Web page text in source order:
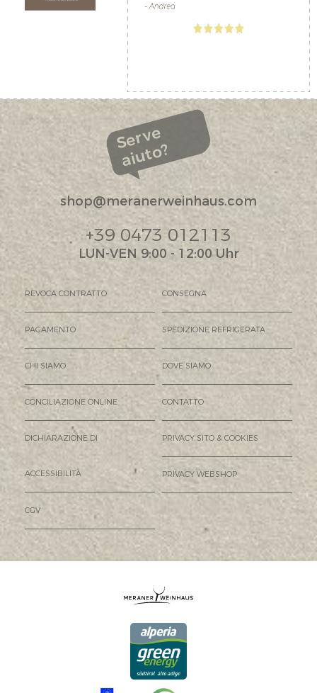
Serve
aiuto?
shop@meranerweinhaus.com
+39 0473 012113
LUN-VEN 9:00 - 12:00 Uhr
REVOCA CONTRATTO CONSEGNA
PAGAMENTO SPEDIZIONE REFRIGERATA
CHI SIAMO DOVE SIAMO
CONCILIAZIONE ONLINE CONTATTO
DICHIARAZIONE DI
ACCESSIBILITÀ
PRIVACY SITO & COOKIES
PRIVACY WEBSHOP
CGV